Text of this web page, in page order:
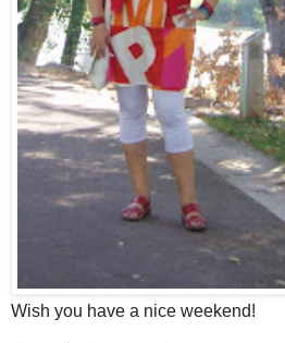
Wish you have a nice weekend!